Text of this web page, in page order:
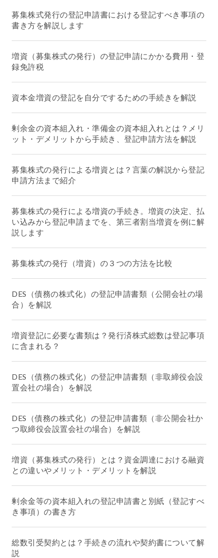
募集株式発行の登記申請書における登記すべき事項の
書き方を解説します
増資（募集株式の発行）の登記申請にかかる費用・登
録免許税
資本金増資の登記を自分でするための手続きを解説
剰余金の資本組入れ・準備金の資本組入れとは？メリ
ット・デメリットから手続き、登記申請方法を解説
募集株式の発行による増資とは？言葉の解説から登記
申請方法まで紹介
募集株式の発行による増資の手続き。増資の決定、払
い込みから登記申請までを、第三者割当増資を例に解
説します
募集株式の発行（増資）の３つの方法を比較
DES（債務の株式化）の登記申請書類（公開会社の場
合）を解説
増資登記に必要な書類は？発行済株式総数は登記事項
に含まれる？
DES（債務の株式化）の登記申請書類（非取締役会設
置会社の場合）を解説
DES（債務の株式化）の登記申請書類（非公開会社か
つ取締役会設置会社の場合）を解説
増資（募集株式の発行）とは？資金調達における融資
との違いやメリット・デメリットを解説
剰余金等の資本組入れの登記申請書と別紙（登記すべ
き事項）の書き方
総数引受契約とは？手続きの流れや契約書について解
説